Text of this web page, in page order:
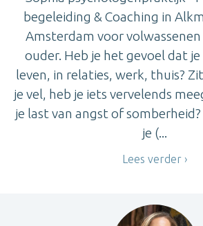
begeleiding & Coaching in
Amsterdam voor volwassenen
ouder. Heb je het gevoel dat
leven, in relaties, werk, thuis?
je vel, heb je iets vervelends
je last van angst of
je (...
Lees verder